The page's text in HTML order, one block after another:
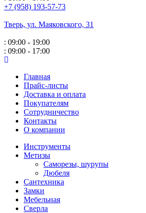
+7 (958) 193-57-73
Тверь, ул. Маяковского, 31
: 09:00 - 19:00
: 09:00 - 17:00
Главная
Прайс-листы
Доставка и оплата
Покупателям
Сотрудничество
Контакты
О компании
Инструменты
Метизы
Саморезы, шурупы
Дюбеля
Сантехника
Замки
Мебельная
Сверла